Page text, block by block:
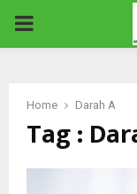
PRIMARY
Home Darah A
Tag :